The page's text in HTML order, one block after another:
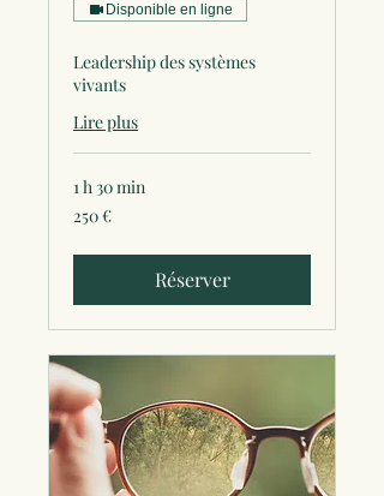
Disponible en ligne
Leadership des systèmes
vivants
Lire plus
1 h 30 min
euros
250 €
Réserver